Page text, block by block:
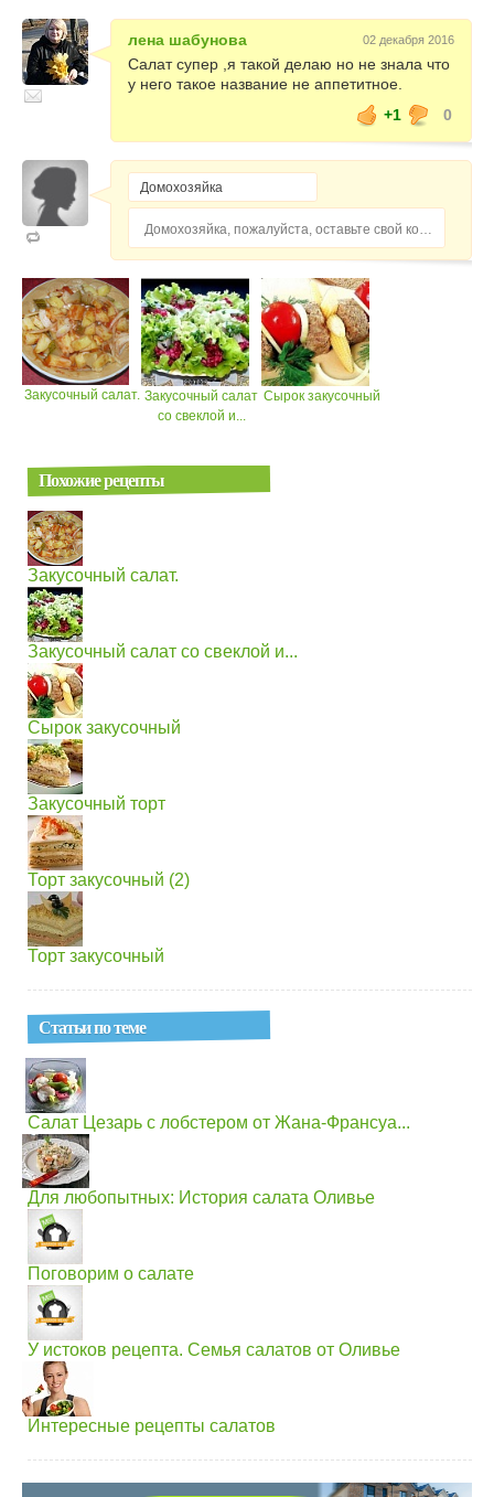
лена шабунова 02 декабря 2016
Салат супер ,я такой делаю но не знала что
у него такое название не аппетитное.
+1
0
Домохозяйка, пожалуйста, оставьте свой комментарий...
Закусочный салат. Закусочный салат
со свеклой и...
Сырок закусочный
Похожие рецепты
Закусочный салат.
Закусочный салат со свеклой и...
Сырок закусочный
Закусочный торт
Торт закусочный (2)
Торт закусочный
Статьи по теме
Салат Цезарь с лобстером от Жана-Франсуа...
Для любопытных: История салата Оливье
Поговорим о салате
У истоков рецепта. Семья салатов от Оливье
Интересные рецепты салатов